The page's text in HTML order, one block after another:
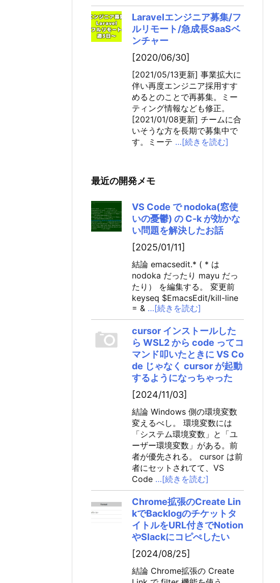
Laravelエンジニア募集/フ
ルリモート/急成長SaaSベ
ンチャー
[2020/06/30]
[2021/05/13更新] 事業拡大に
伴い再度エンジニア採用すす
めるとのことで再募集。ミー
ティング情報なども修正。
[2021/01/08更新] チームに合
いそうな方を長期で募集中で
す。ミーテ …[続きを読む]
最近の開発メモ
VS Code で nodoka(窓使
いの憂鬱) の C-k が効かな
い問題を解決したお話
[2025/01/11]
結論 emacsedit.* ( * は
nodoka だったり mayu だっ
たり） を編集する。 変更前
keyseq $EmacsEdit/kill-line
= & …[続きを読む]
cursor インストールした
ら WSL2 から code ってコ
マンド叩いたときに VS Co
de じゃなく cursor が起動
するようになっちゃった
[2024/11/03]
結論 Windows 側の環境変数
変えるべし。 環境変数には
「システム環境変数」と「ユ
ーザー環境変数」がある。前
者が優先される。 cursor は前
者にセットされてて、VS
Code …[続きを読む]
Chrome拡張のCreate Lin
kでBacklogのチケットタ
イトルをURL付きでNotion
やSlackにコピぺしたい
[2024/08/25]
結論 Chrome拡張の Create